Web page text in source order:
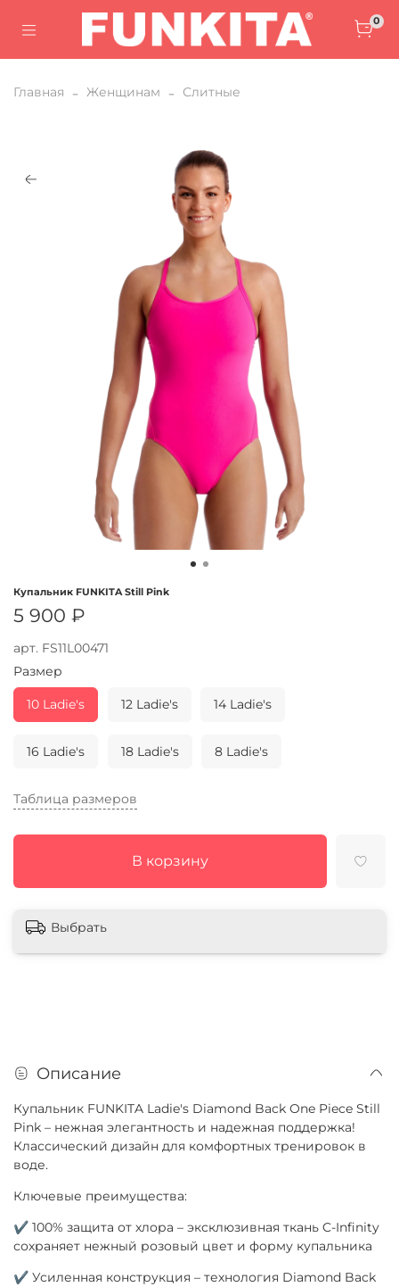
0
Главная Женщинам Слитные
арт. FS11L00471
Купальник FUNKITA Still Pink
5 900 ₽
Таблица размеров
В корзину
Размер
10 Ladie's 12 Ladie's 14 Ladie's
16 Ladie's 18 Ladie's 8 Ladie's
Выбрать
Описание
Купальник FUNKITA Ladie's Diamond Back One Piece Still
Pink – нежная элегантность и надежная поддержка!
Классический дизайн для комфортных тренировок в
воде.
Ключевые преимущества:
✔ 100% защита от хлора – эксклюзивная ткань C-Infinity
сохраняет нежный розовый цвет и форму купальника
✔ Усиленная конструкция – технология Diamond Back